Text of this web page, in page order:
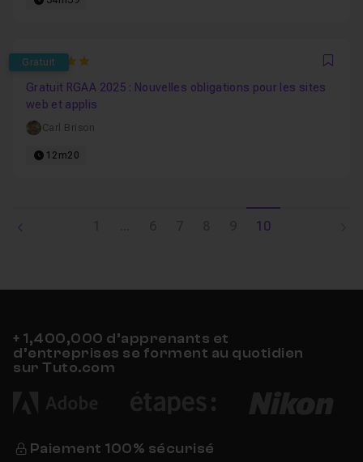
Gratuit
5
Gratuit RGAA 2025 : Nouvelles obligations pour les sites
web et applis
Carl Brison
12m20
10
+ 1,400,000 d’apprenants et
d’entreprises se forment au quotidien
sur Tuto.com
Paiement 100% sécurisé